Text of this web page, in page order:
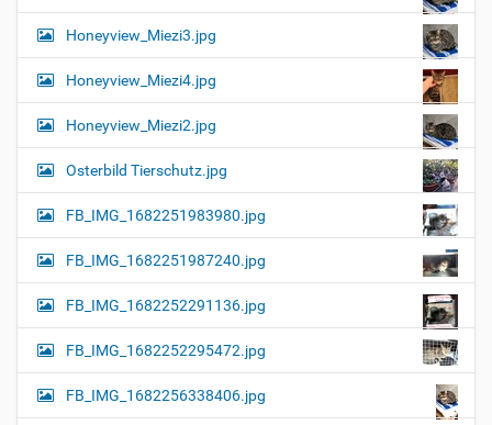
Honeyview_Miezi3.jpg
Honeyview_Miezi4.jpg
Honeyview_Miezi2.jpg
Osterbild Tierschutz.jpg
FB_IMG_1682251983980.jpg
FB_IMG_1682251987240.jpg
FB_IMG_1682252291136.jpg
FB_IMG_1682252295472.jpg
FB_IMG_1682256338406.jpg